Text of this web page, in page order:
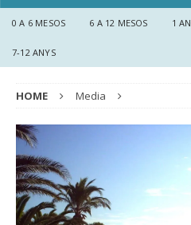
0 A 6 MESOS 6 A 12 MESOS 1
7-12 ANYS
HOME Media